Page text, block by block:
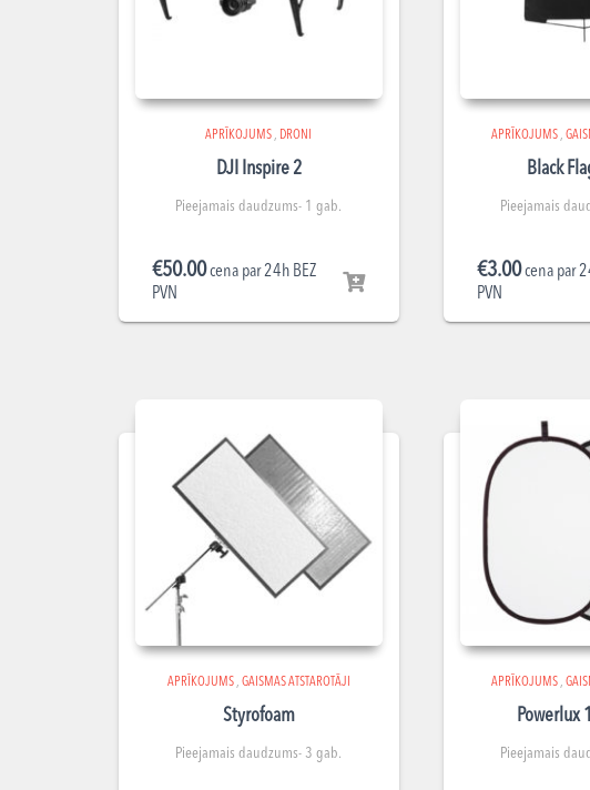
APRĪKOJUMS , DRONI
DJI Inspire 2
Pieejamais daudzums- 1 gab.
€50.00cena par 24h BEZ
PVN
APRĪKOJUMS ,
Black
Pieejamais
€3.00cena par
PVN
APRĪKOJUMS, GAISMAS ATSTAROTĀJI
Styrofoam
Pieejamais daudzums- 3 gab.
APRĪKOJUMS ,
Powerlux
Pieejamais